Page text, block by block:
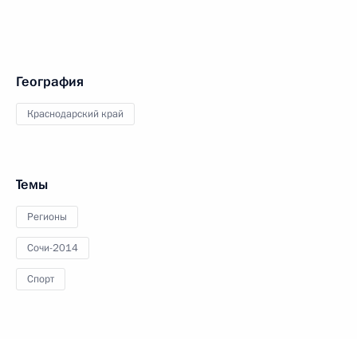
География
Краснодарский край
Темы
Регионы
Сочи-2014
Спорт